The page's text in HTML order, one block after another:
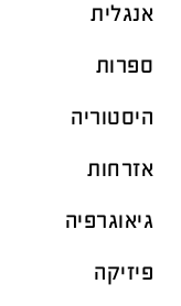
אנגלית
ספרות
היסטוריה
אזרחות
גיאוגרפיה
פיזיקה